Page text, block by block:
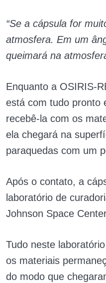
“Se a cápsula for
atmosfera. Em um
queimará na
Enquanto a OSIRIS-
está com tudo pronto
recebê-la com os
ela chegará na
paraquedas com um
Após o contato, a
laboratório de
Johnson Space
Tudo neste
os materiais
do modo que